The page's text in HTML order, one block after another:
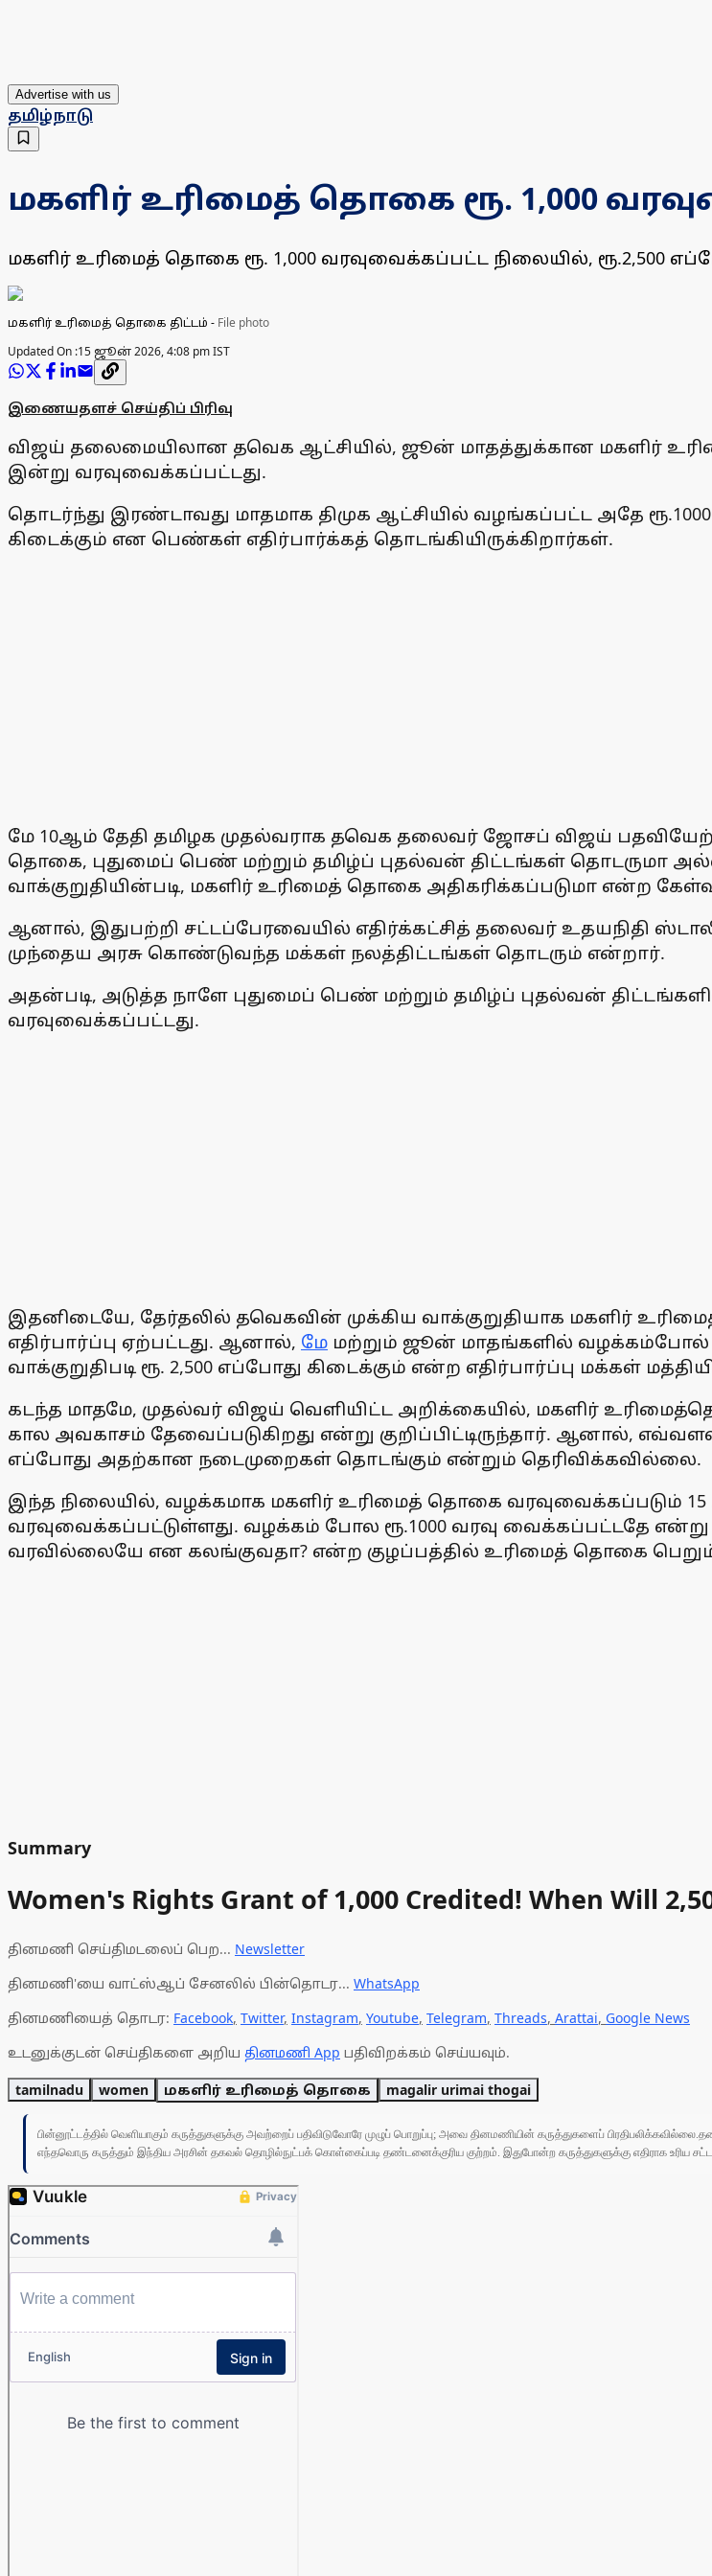
Advertise with us
தமிழ்நாடு
மகளிர் உரிமைத் தொகை ரூ. 1,000
மகளிர் உரிமைத் தொகை ரூ. 1,000 வரவுவைக்கப்பட்ட நிலையில், ரூ.2,500
மகளிர் உரிமைத் தொகை திட்டம் - File photo
Updated On :15 ஜூன் 2026, 4:08 pm IST
இணையதளச் செய்திப் பிரிவு
விஜய் தலைமையிலான தவெக ஆட்சியில், ஜூன் மாதத்துக்கான மகளிர்
இன்று வரவுவைக்கப்பட்டது.
தொடர்ந்து இரண்டாவது மாதமாக திமுக ஆட்சியில் வழங்கப்பட்ட அதே ரூ.1000
கிடைக்கும் என பெண்கள் எதிர்பார்க்கத் தொடங்கியிருக்கிறார்கள்.
மே 10ஆம் தேதி தமிழக முதல்வராக தவெக தலைவர் ஜோசப் விஜய்
தொகை, புதுமைப் பெண் மற்றும் தமிழ்ப் புதல்வன் திட்டங்கள் தொடருமா
வாக்குறுதியின்படி, மகளிர் உரிமைத் தொகை அதிகரிக்கப்படுமா என்ற
ஆனால், இதுபற்றி சட்டப்பேரவையில் எதிர்க்கட்சித் தலைவர் உதயநிதி
முந்தைய அரசு கொண்டுவந்த மக்கள் நலத்திட்டங்கள் தொடரும் என்றார்.
அதன்படி, அடுத்த நாளே புதுமைப் பெண் மற்றும் தமிழ்ப் புதல்வன்
வரவுவைக்கப்பட்டது.
இதனிடையே, தேர்தலில் தவெகவின் முக்கிய வாக்குறுதியாக மகளிர்
எதிர்பார்ப்பு ஏற்பட்டது. ஆனால், மே மற்றும் ஜூன் மாதங்களில் வழக்கம்போல்
வாக்குறுதிபடி ரூ. 2,500 எப்போது கிடைக்கும் என்ற எதிர்பார்ப்பு மக்கள்
கடந்த மாதமே, முதல்வர் விஜய் வெளியிட்ட அறிக்கையில், மகளிர்
கால அவகாசம் தேவைப்படுகிறது என்று குறிப்பிட்டிருந்தார். ஆனால்,
எப்போது அதற்கான நடைமுறைகள் தொடங்கும் என்றும் தெரிவிக்கவில்லை.
இந்த நிலையில், வழக்கமாக மகளிர் உரிமைத் தொகை வரவுவைக்கப்படும்
வரவுவைக்கப்பட்டுள்ளது. வழக்கம் போல ரூ.1000 வரவு வைக்கப்பட்டதே
வரவில்லையே என கலங்குவதா? என்ற குழப்பத்தில் உரிமைத் தொகை
Summary
Women's Rights Grant of ₹1,000 Credited! When Will
தினமணி செய்திமடலைப் பெற... Newsletter
தினமணி'யை வாட்ஸ்ஆப் சேனலில் பின்தொடர... WhatsApp
தினமணியைத் தொடர: Facebook, Twitter, Instagram, Youtube, Telegram, Threads, Arattai, Google News
உடனுக்குடன் செய்திகளை அறிய தினமணி App பதிவிறக்கம் செய்யவும்.
tamilnadu women மகளிர் உரிமைத் தொகை magalir urimai thogai
பின்னூட்டத்தில் வெளியாகும் கருத்துகளுக்கு அவற்றைப் பதிவிடுவோரே முழுப் பொறுப்பு; அவை தினமணியின் கருத்துகளைப்
எந்தவொரு கருத்தும் இந்திய அரசின் தகவல் தொழில்நுட்பக் கொள்கைப்படி தண்டனைக்குரிய குற்றம். இதுபோன்ற கருத்துகளுக்கு எதிராக உரிய சட்ட